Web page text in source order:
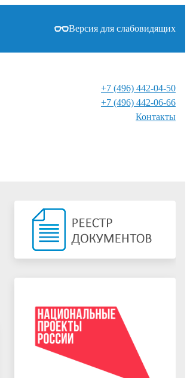
Версия для слабовидящих
+7 (496) 442-04-50
+7 (496) 442-06-66
Контакты⁠